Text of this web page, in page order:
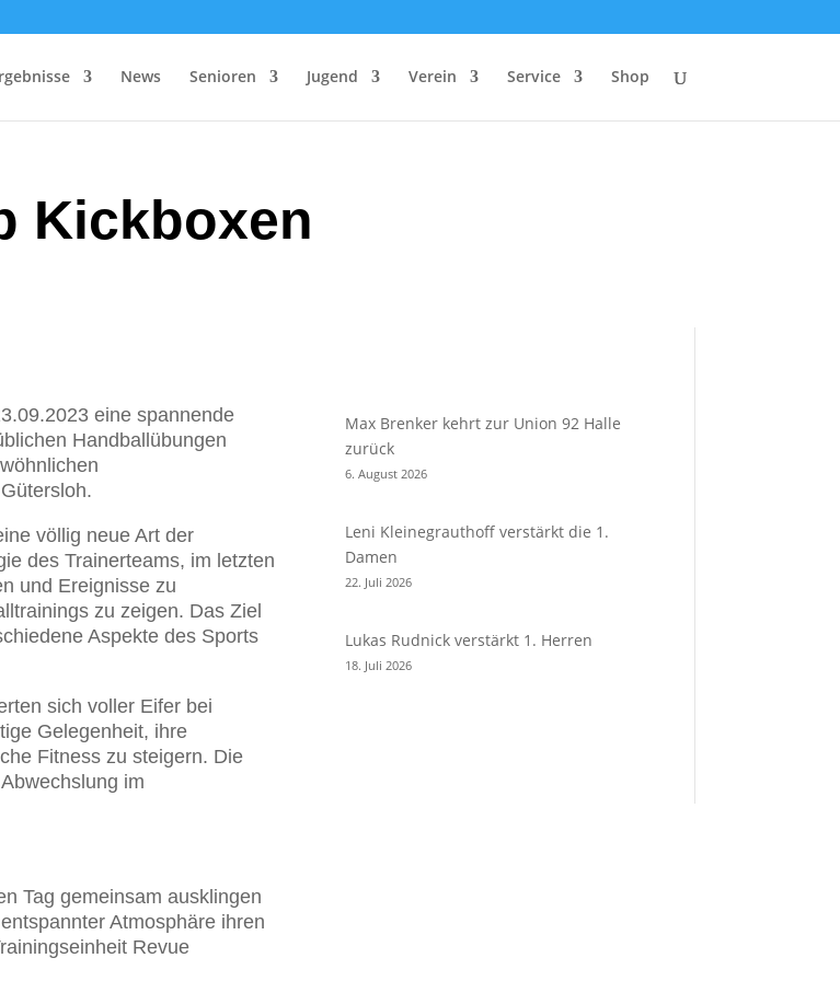
News Senioren Jugend Verein Service Shop
Kickboxen
eine spannende
Handballübungen
völlig neue Art der
des Trainerteams, im letzten
und Ereignisse zu
zu zeigen. Das Ziel
Aspekte des Sports
sich voller Eifer bei
Gelegenheit, ihre
Fitness zu steigern. Die
im
Tag gemeinsam ausklingen
Atmosphäre ihren
Revue
Max Brenker kehrt zur Union 92 Halle
zurück
6. August 2026
Leni Kleinegrauthoff verstärkt die 1.
Damen
22. Juli 2026
Lukas Rudnick verstärkt 1. Herren
18. Juli 2026